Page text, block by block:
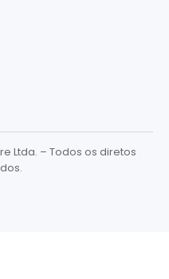
Ltda. – Todos os diretos